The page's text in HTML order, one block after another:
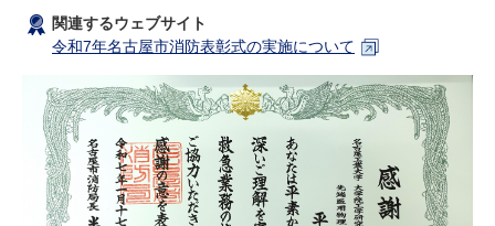
アクセス
キャンパスマップ お問い合わせ English
関連するウェブサイト
令和7年名古屋市消防表彰式の実施について